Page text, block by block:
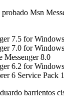
Msn
7.5 for Windows
7.0 for Windows
Messenger 8.0
6.2 for Windows
6 Service Pack 1